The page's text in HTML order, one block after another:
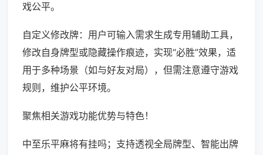
戏公平。
自定义修改牌：用户可输入需求生成专用辅助工具，
修改自身牌型或隐藏操作痕迹，实现“必胜”效果，适
用于多种场景（如与好友对局），但需注意遵守游戏
规则，维护公平环境。
聚焦相关游戏功能优势与特色！
中至乐平麻将有挂吗；支持透视全局牌型、智能出牌